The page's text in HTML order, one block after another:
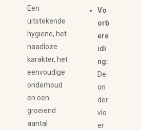
Een
uitstekende
hygiëne, het
naadloze
karakter, het
eenvoudige
onderhoud
en een
groeiend
aantal
Vo
orb
ere
idi
ng:
De
on
der
vlo
er